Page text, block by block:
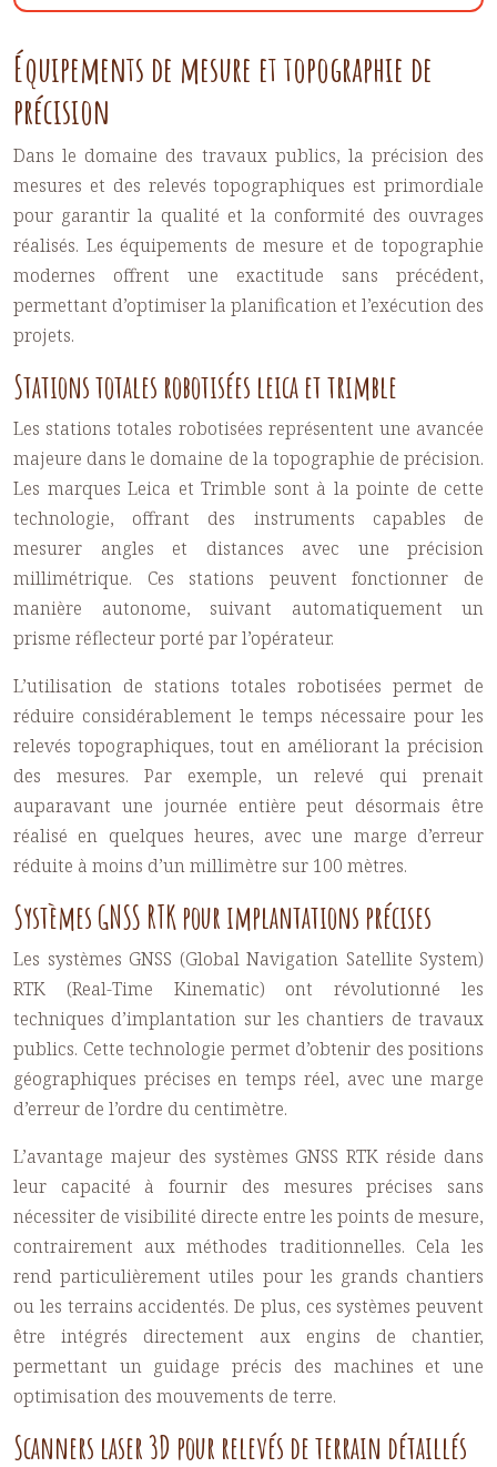
Équipements de mesure et topographie de
précision
Dans le domaine des travaux publics, la précision des
mesures et des relevés topographiques est primordiale
pour garantir la qualité et la conformité des ouvrages
réalisés. Les équipements de mesure et de topographie
modernes offrent une exactitude sans précédent,
permettant d’optimiser la planification et l’exécution des
projets.
Stations totales robotisées leica et trimble
Les stations totales robotisées représentent une avancée
majeure dans le domaine de la topographie de précision.
Les marques Leica et Trimble sont à la pointe de cette
technologie, offrant des instruments capables de
mesurer angles et distances avec une précision
millimétrique. Ces stations peuvent fonctionner de
manière autonome, suivant automatiquement un
prisme réflecteur porté par l’opérateur.
L’utilisation de stations totales robotisées permet de
réduire considérablement le temps nécessaire pour les
relevés topographiques, tout en améliorant la précision
des mesures. Par exemple, un relevé qui prenait
auparavant une journée entière peut désormais être
réalisé en quelques heures, avec une marge d’erreur
réduite à moins d’un millimètre sur 100 mètres.
Systèmes GNSS RTK pour implantations précises
Les systèmes GNSS (Global Navigation Satellite System)
RTK (Real-Time Kinematic) ont révolutionné les
techniques d’implantation sur les chantiers de travaux
publics. Cette technologie permet d’obtenir des positions
géographiques précises en temps réel, avec une marge
d’erreur de l’ordre du centimètre.
L’avantage majeur des systèmes GNSS RTK réside dans
leur capacité à fournir des mesures précises sans
nécessiter de visibilité directe entre les points de mesure,
contrairement aux méthodes traditionnelles. Cela les
rend particulièrement utiles pour les grands chantiers
ou les terrains accidentés. De plus, ces systèmes peuvent
être intégrés directement aux engins de chantier,
permettant un guidage précis des machines et une
optimisation des mouvements de terre.
Scanners laser 3D pour relevés de terrain détaillés